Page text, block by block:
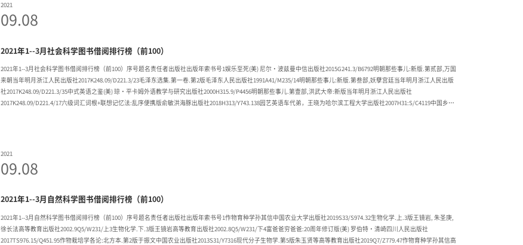
2021
09.08
2021年1--3月社会科学图书借阅排行榜（前100）
2021年1--3月社会科学图书借阅排行榜（前100）序号题名责任者出版社出版年索书号1娱乐至死(美) 尼尔·波兹曼中信出版社2015G241.3/B6792明朝那些事儿:新版.第贰部,万国
来朝当年明月浙江人民出版社2017K248.09/D221.3/23毛泽东选集.第一卷.第2版毛泽东人民出版社1991A41/M235/14明朝那些事儿:新版.第叁部,妖孽宫廷当年明月浙江人民出版
社2017K248.09/D221.3/35中式英语之鉴(美) 琼·平卡姆外语教学与研究出版社2000H315.9/P4456明朝那些事儿.第壹部,洪武大帝:新版当年明月浙江人民出版社
2017K248.09/D221.4/17六级词汇词根+联想记忆法:乱序便携版俞敏洪海豚出版社2018H313/Y743.138园艺英语车代弟，王晓为哈尔滨工程大学出版社2007H31:S/C4119中国乡村
2021
09.08
2021年1--3月自然科学图书借阅排行榜（前100）
2021年1--3月自然科学图书借阅排行榜（前100）序号题名责任者出版社出版年索书号1作物育种学孙其信中国农业大学出版社2019S33/S974.32生物化学.上.3版王镜岩, 朱圣庚,
徐长法高等教育出版社2002.9Q5/W231/上3生物化学.下.3版王镜岩高等教育出版社2002.8Q5/W231/下4富爸爸穷爸爸:20周年修订版(美) 罗伯特·清崎四川人民出版社
2017TS976.15/Q451.95作物栽培学各论:北方本.第2版于振文中国农业出版社2013S31/Y7316现代分子生物学.第5版朱玉贤等高等教育出版社2019Q7/Z779.47作物育种学孙其信高